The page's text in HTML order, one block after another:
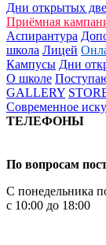
Дни открытых
Приёмная
Аспирантура
школа Лицей
Кампусы Дни
О школе
GALLERY
Современное
ТЕЛЕФОНЫ
По вопросам
С понедельника
с 10:00 до 18:00